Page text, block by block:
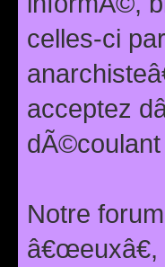
celles-ci
acceptez
Notre